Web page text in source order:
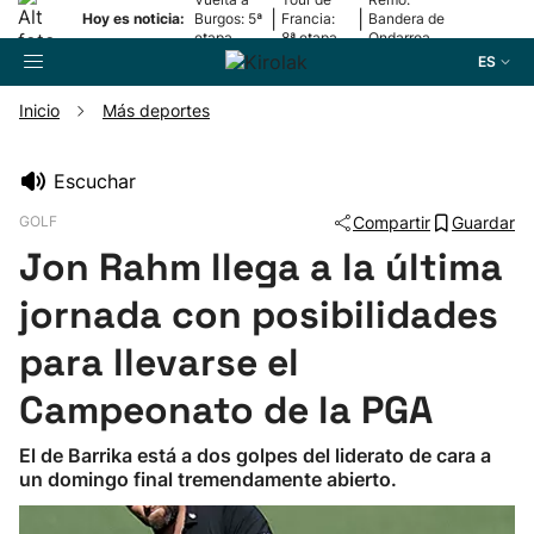
Hoy es noticia:
Burgos: 5ª
etapa
Francia:
8ª etapa
Bandera de
Ondarroa
ES
Pelota
Remo
Baloncesto
Ciclismo
Inicio Más deportes
Escuchar
GOLF Compartir Guardar
Jon Rahm llega a la última
jornada con posibilidades
para llevarse el
Campeonato de la PGA
El de Barrika está a dos golpes del liderato de cara a
un domingo final tremendamente abierto.